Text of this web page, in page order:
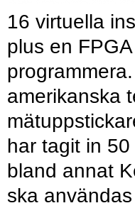
16 virtuella
plus en
amerikanska
har tagit in
bland annat
ska